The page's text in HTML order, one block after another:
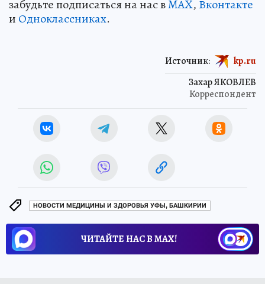
забудьте подписаться на нас вMAX, Вконтакте
и Одноклассниках.
Захар ЯКОВЛЕВ
Корреспондент
Источник: kp.ru
НОВОСТИ МЕДИЦИНЫ И ЗДОРОВЬЯ УФЫ, БАШКИРИИ
ЧИТАЙТЕ НАС В МАХ!